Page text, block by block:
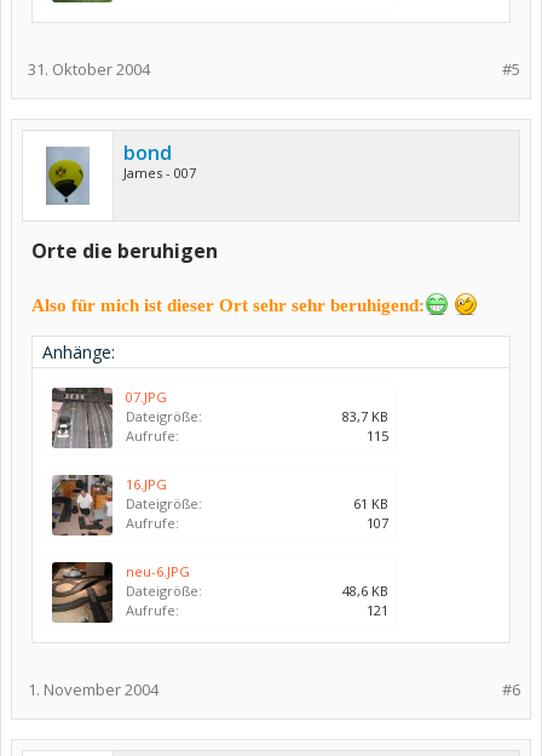
#5
31. Oktober 2004
bond
James - 007
Orte die beruhigen
Also für mich ist dieser Ort sehr sehr beruhigend:
Anhänge:
07.JPG
Dateigröße:
83,7 KB
Aufrufe:
115
16.JPG
Dateigröße:
61 KB
Aufrufe:
107
neu-6.JPG
Dateigröße:
48,6 KB
Aufrufe:
121
#6
1. November 2004